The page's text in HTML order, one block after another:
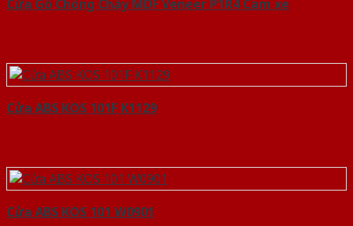
Cửa Gỗ Chống Cháy MDF Veneer P1R4 Cam xe
Cửa ABS KOS 101F K1129
Cửa ABS KOS 101 W0901